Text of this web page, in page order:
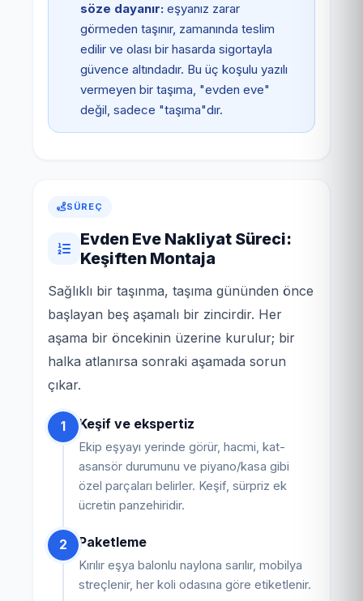
söze dayanır: eşyanız zarar
görmeden taşınır, zamanında teslim
edilir ve olası bir hasarda sigortayla
güvence altındadır. Bu üç koşulu yazılı
vermeyen bir taşıma, "evden eve"
değil, sadece "taşıma"dır.
SÜREÇ
Evden Eve Nakliyat Süreci:
Keşiften Montaja
Sağlıklı bir taşınma, taşıma gününden önce
başlayan beş aşamalı bir zincirdir. Her
aşama bir öncekinin üzerine kurulur; bir
halka atlanırsa sonraki aşamada sorun
çıkar.
1 Keşif ve ekspertiz
Ekip eşyayı yerinde görür, hacmi, kat-
asansör durumunu ve piyano/kasa gibi
özel parçaları belirler. Keşif, sürpriz ek
ücretin panzehiridir.
2 Paketleme
Kırılır eşya balonlu naylona sarılır, mobilya
streçlenir, her koli odasına göre etiketlenir.